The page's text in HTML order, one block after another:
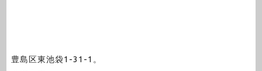
豊島区東池袋1-31-1。